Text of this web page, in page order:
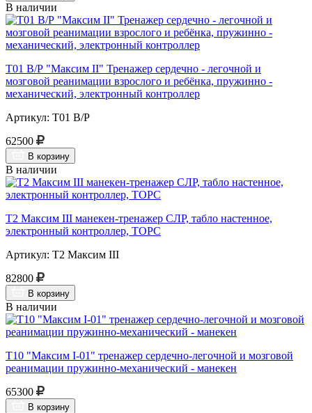
В наличии
Т01 В/Р "Максим II" Тренажер сердечно - легочной и
мозговой реанимации взрослого и ребёнка, пружинно -
механический, электронный контроллер
Артикул: Т01 В/Р
62500
В корзину
В наличии
Т2 Максим III манекен-тренажер СЛР, табло настенное,
электронный контроллер, ТОРС
Артикул: Т2 Максим III
82800
В корзину
В наличии
Т10 "Максим I-01" тренажер сердечно-легочной и мозговой
реанимации пружинно-механический - манекен
65300
В корзину